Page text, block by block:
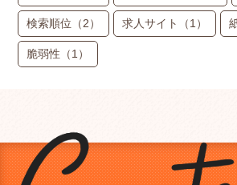
検索順位 （2） 求人サイト （1）
脆弱性 （1）